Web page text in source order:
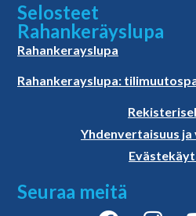
Selosteet
Rahankeräyslupa
Rahankerayslupa
Rahankerayslupa:
Yhdenvertaisuus ja
Seuraa meitä